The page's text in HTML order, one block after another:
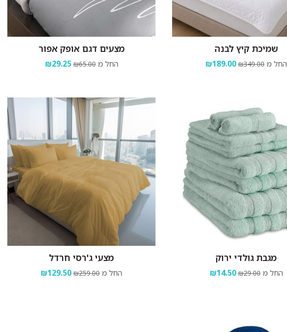
שמיכת קיץ לבנה
החל מ ₪349.00
₪189.00
מצעים דגם אופק אפור
החל מ ₪65.00
₪29.25
מגבת גולדי ירוק
החל מ ₪29.00
₪14.50
מצעי ג'רסי חרדל
החל מ ₪259.00
₪129.50